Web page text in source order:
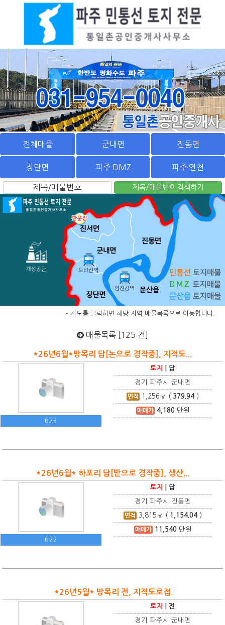
전체매물 군내면 진동면
장단면 파주 DMZ 파주·연천
- 지도를 클릭하면 해당 지역 매물목록으로 이동합니다.
매물목록 [125 건]
*26년6월*방목리 답[논으로 경작중], 지적도...
623
토지 답
경기 파주시 군내면
면적 1,256 ㎡ ( 379.94 )
매매가 4,180만원
*26년6월* 하포리 답[밭으로 경작중], 생산...
622
토지 답
경기 파주시 진동면
면적 3,815 ㎡ ( 1,154.04 )
매매가 11,540만원
*26년5월* 방목리 전, 지적도로접
토지 |전
경기 파주시 군내면